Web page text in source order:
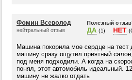
Фомин Всеволод
нейтральный отзыв
Полезный
ДА (1) НЕТ
Машина покорила мое сердце на тест
машину сразу ощутил приятный
под меня подходили. А когда на
понял, этот автомобиль идеальный.
машину не жалко отдать